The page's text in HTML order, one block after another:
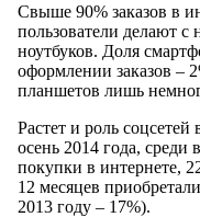
Свыше 90% заказов в
пользователи делают
ноутбуков. Доля
оформлении заказов –
планшетов лишь
Растет и роль
осень 2014 года, среди
покупки в интернете,
12 месяцев
2013 году – 17%).